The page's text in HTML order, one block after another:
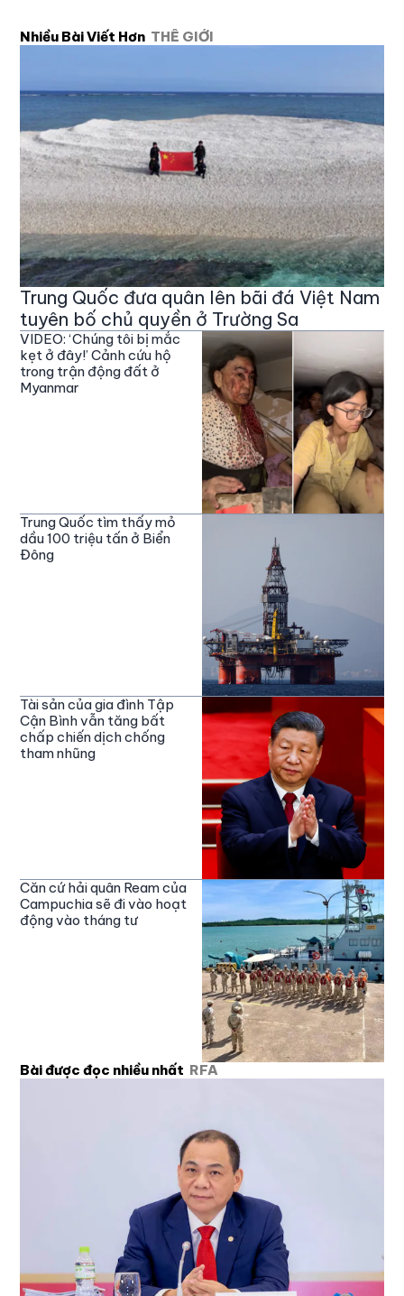
Nhiều Bài Viết Hơn THẾ GIỚI
Trung Quốc đưa quân lên bãi đá Việt Nam
tuyên bố chủ quyền ở Trường Sa
VIDEO: ‘Chúng tôi bị mắc
kẹt ở đây!’ Cảnh cứu hộ
trong trận động đất ở
Myanmar
Trung Quốc tìm thấy mỏ
dầu 100 triệu tấn ở Biển
Đông
Tài sản của gia đình Tập
Cận Bình vẫn tăng bất
chấp chiến dịch chống
tham nhũng
Căn cứ hải quân Ream của
Campuchia sẽ đi vào hoạt
động vào tháng tư
Bài được đọc nhiều nhất RFA